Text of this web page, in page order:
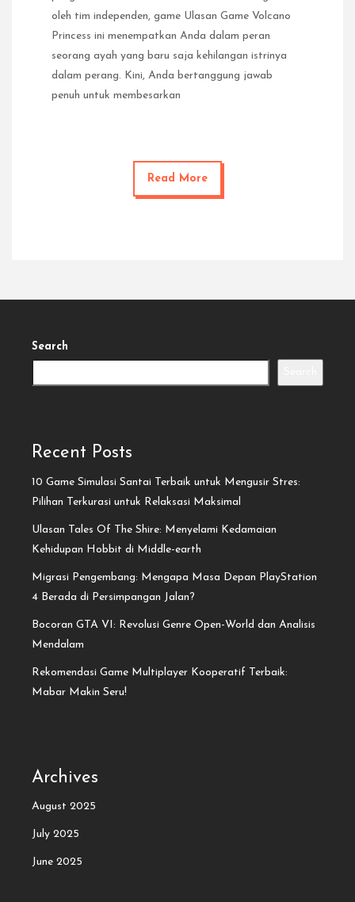
oleh tim independen, game Ulasan Game Volcano
Princess ini menempatkan Anda dalam peran
seorang ayah yang baru saja kehilangan istrinya
dalam perang. Kini, Anda bertanggung jawab
penuh untuk membesarkan
Read More
Search
Recent Posts
10 Game Simulasi Santai Terbaik untuk Mengusir Stres:
Pilihan Terkurasi untuk Relaksasi Maksimal
Ulasan Tales Of The Shire: Menyelami Kedamaian
Kehidupan Hobbit di Middle-earth
Migrasi Pengembang: Mengapa Masa Depan PlayStation
4 Berada di Persimpangan Jalan?
Bocoran GTA VI: Revolusi Genre Open-World dan Analisis
Mendalam
Rekomendasi Game Multiplayer Kooperatif Terbaik:
Mabar Makin Seru!
Archives
August 2025
July 2025
June 2025